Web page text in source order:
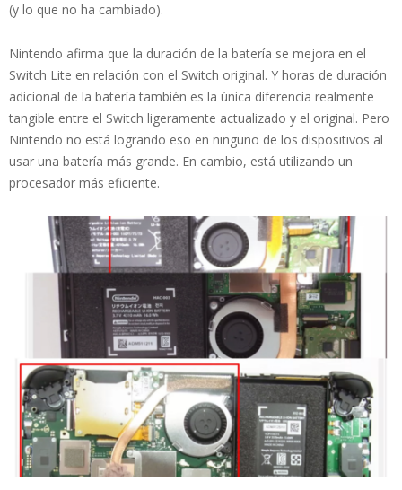
(y lo que no ha cambiado).
Nintendo afirma que la duración de la batería se mejora en el
Switch Lite en relación con el Switch original. Y horas de duración
adicional de la batería también es la única diferencia realmente
tangible entre el Switch ligeramente actualizado y el original. Pero
Nintendo no está logrando eso en ninguno de los dispositivos al
usar una batería más grande. En cambio, está utilizando un
procesador más eficiente.